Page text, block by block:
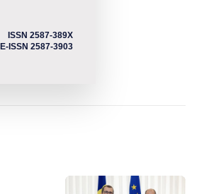
ISSN 2587-389X
E-ISSN 2587-3903